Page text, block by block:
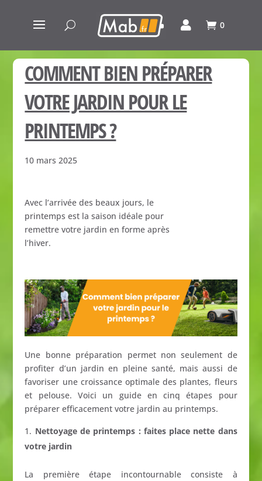
0
COMMENT BIEN PRÉPARER
VOTRE JARDIN POUR LE
PRINTEMPS ?
10 mars 2025
Avec l’arrivée des beaux jours, le
printemps est la saison idéale pour
remettre votre jardin en forme après
l’hiver.
Une bonne préparation permet non seulement de
profiter d’un jardin en pleine santé, mais aussi de
favoriser une croissance optimale des plantes, fleurs
et pelouse. Voici un guide en cinq étapes pour
préparer efficacement votre jardin au printemps.
Nettoyage de printemps : faites place nette dans
votre jardin
La première étape incontournable consiste à